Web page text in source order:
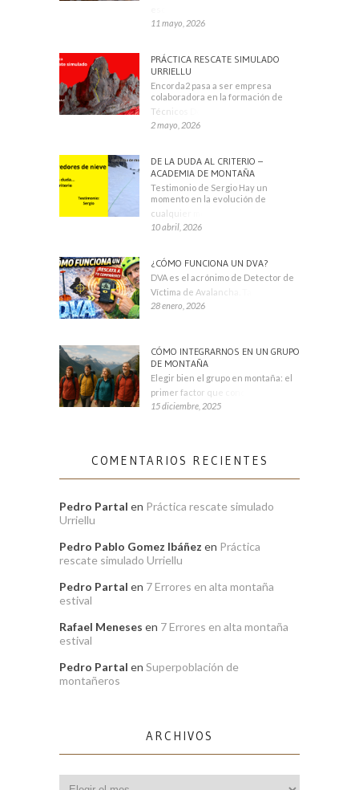
11 mayo, 2026
PRÁCTICA RESCATE SIMULADO
URRIELLU
Encorda2 pasa a ser empresa
colaboradora en la formación de
Técnicos Deportivos
2 mayo, 2026
DE LA DUDA AL CRITERIO –
ACADEMIA DE MONTAÑA
Testimonio de Sergio Hay un
momento en la evolución de
cualquier montañero
10 abril, 2026
¿CÓMO FUNCIONA UN DVA?
DVA es el acrónimo de Detector de
Víctima de Avalancha. También se
28 enero, 2026
CÓMO INTEGRARNOS EN UN GRUPO
DE MONTAÑA
Elegir bien el grupo en montaña: el
primer factor que condiciona tu
15 diciembre, 2025
COMENTARIOS RECIENTES
Pedro Partal en Práctica rescate simulado
Urriellu
Pedro Pablo Gomez Ibáñez en Práctica
rescate simulado Urriellu
Pedro Partal en 7 Errores en alta montaña
estival
Rafael Meneses en 7 Errores en alta montaña
estival
Pedro Partal en Superpoblación de
montañeros
ARCHIVOS